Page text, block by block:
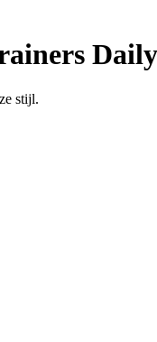
stijl.